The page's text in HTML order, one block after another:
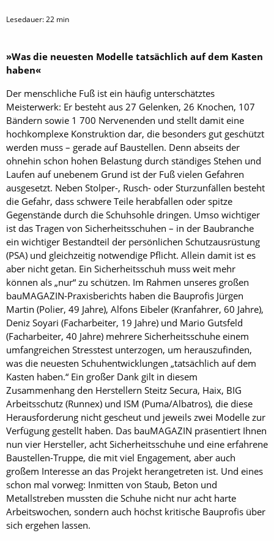
Lesedauer:22 min
»Was die neuesten Modelle tatsächlich auf dem Kasten
haben«
Der menschliche Fuß ist ein häufig unterschätztes
Meisterwerk: Er besteht aus 27 Gelenken, 26 Knochen, 107
Bändern sowie 1 700 Nervenenden und stellt damit eine
hochkomplexe Konstruktion dar, die besonders gut geschützt
werden muss – gerade auf Baustellen. Denn abseits der
ohnehin schon hohen Belastung durch ständiges Stehen und
Laufen auf unebenem Grund ist der Fuß vielen Gefahren
ausgesetzt. Neben Stolper-, Rusch- oder Sturzunfällen besteht
die Gefahr, dass schwere Teile herabfallen oder spitze
Gegenstände durch die Schuhsohle dringen. Umso wichtiger
ist das Tragen von Sicherheitsschuhen – in der Baubranche
ein wichtiger Bestandteil der persönlichen Schutzausrüstung
(PSA) und gleichzeitig notwendige Pflicht. Allein damit ist es
aber nicht getan. Ein Sicherheitsschuh muss weit mehr
können als „nur“ zu schützen. Im Rahmen unseres großen
bauMAGAZIN-Praxisberichts haben die Bauprofis Jürgen
Martin (Polier, 49 Jahre), Alfons Eibeler (Kranfahrer, 60 Jahre),
Deniz Soyari (Facharbeiter, 19 Jahre) und Mario Gutsfeld
(Facharbeiter, 40 Jahre) mehrere Sicherheitsschuhe einem
umfangreichen Stresstest unterzogen, um herauszufinden,
was die neuesten Schuhentwicklungen „tatsächlich auf dem
Kasten haben.“ Ein großer Dank gilt in diesem
Zusammenhang den Herstellern Steitz Secura, Haix, BIG
Arbeitsschutz (Runnex) und ISM (Puma/Albatros), die diese
Herausforderung nicht gescheut und jeweils zwei Modelle zur
Verfügung gestellt haben. Das bauMAGAZIN präsentiert Ihnen
nun vier Hersteller, acht Sicherheitsschuhe und eine erfahrene
Baustellen-Truppe, die mit viel Engagement, aber auch
großem Interesse an das Projekt herangetreten ist. Und eines
schon mal vorweg: Inmitten von Staub, Beton und
Metallstreben mussten die Schuhe nicht nur acht harte
Arbeitswochen, sondern auch höchst kritische Bauprofis über
sich ergehen lassen.